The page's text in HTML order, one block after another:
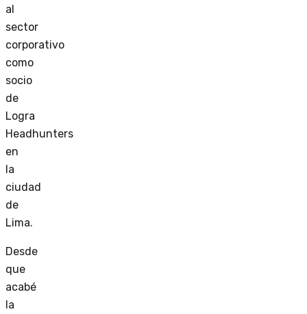
al
sector
corporativo
como
socio
de
Logra
Headhunters
en
la
ciudad
de
Lima.
Desde
que
acabé
la